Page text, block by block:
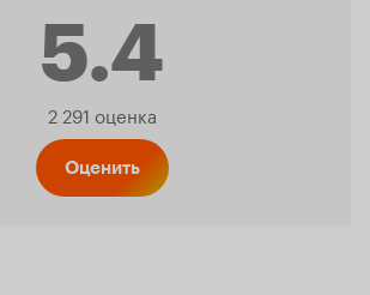
5.4
Рейтинг
2 291 оценка
Оценить